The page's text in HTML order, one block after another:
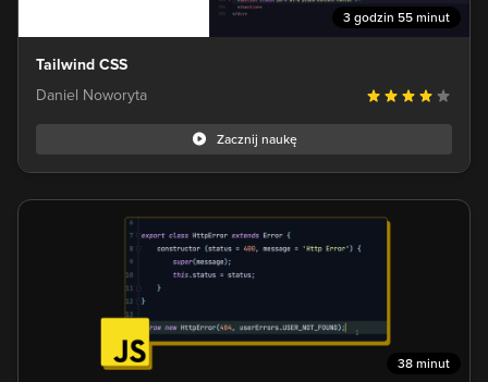
3 godzin 55 minut
Tailwind CSS
Daniel Noworyta
Zacznij naukę
38 minut